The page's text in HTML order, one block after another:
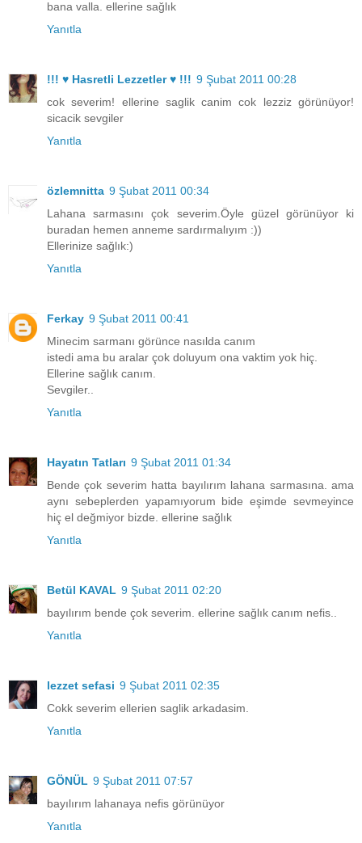
bana valla. ellerine sağlık
Yanıtla
!!! ♥ Hasretli Lezzetler ♥ !!! 9 Şubat 2011 00:28
cok severim! ellerine saglik canim cok lezziz görünüyor!
sicacik sevgiler
Yanıtla
özlemnitta 9 Şubat 2011 00:34
Lahana sarmasını çok severim.Öyle güzel görünüyor ki
buradan hemen anneme sardırmalıyım :))
Ellerinize sağlık:)
Yanıtla
Ferkay 9 Şubat 2011 00:41
Minecim sarmanı görünce nasılda canım
istedi ama bu aralar çok doluyum ona vaktim yok hiç.
Ellerine sağlık canım.
Sevgiler..
Yanıtla
Hayatın Tatları 9 Şubat 2011 01:34
Bende çok severim hatta bayılırım lahana sarmasına. ama
aynı sebeplerden yapamıyorum bide eşimde sevmeyince
hiç el değmiyor bizde. ellerine sağlık
Yanıtla
Betül KAVAL 9 Şubat 2011 02:20
bayılırım bende çok severim. ellerine sağlık canım nefis..
Yanıtla
lezzet sefasi 9 Şubat 2011 02:35
Cokk severim ellerien saglik arkadasim.
Yanıtla
GÖNÜL 9 Şubat 2011 07:57
bayılırım lahanaya nefis görünüyor
Yanıtla